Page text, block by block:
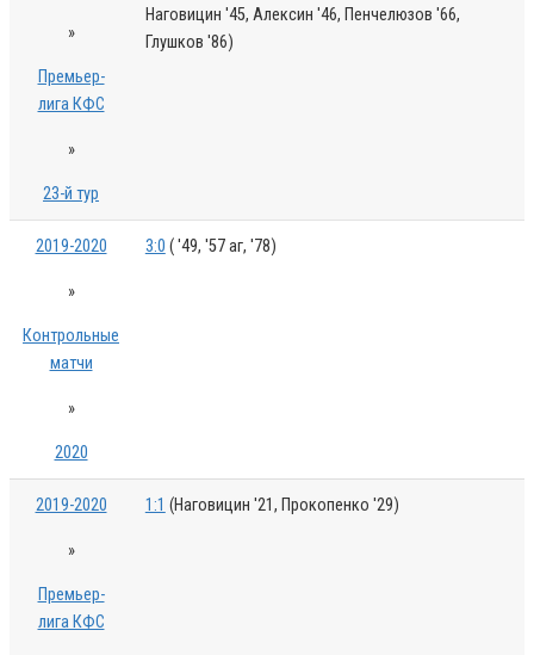
»
Премьер-
лига КФС
»
23-й тур
Наговицин '45, Алексин '46, Пенчелюзов '66,
Глушков '86)
2019-2020
»
Контрольные
матчи
»
2020
3:0 ( '49, '57 аг, '78)
2019-2020
»
Премьер-
лига КФС
1:1 (Наговицин '21, Прокопенко '29)